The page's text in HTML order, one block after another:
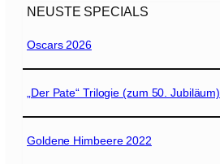
NEUSTE SPECIALS
Oscars 2026
„Der Pate“ Trilogie (zum 50. Jubiläum)
Goldene Himbeere 2022